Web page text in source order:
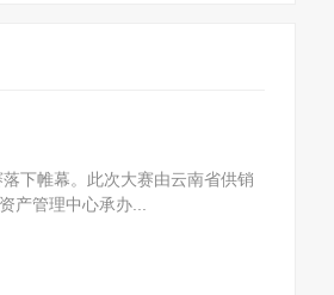
下帷幕。此次大赛由云南省供销
产管理中心承办...